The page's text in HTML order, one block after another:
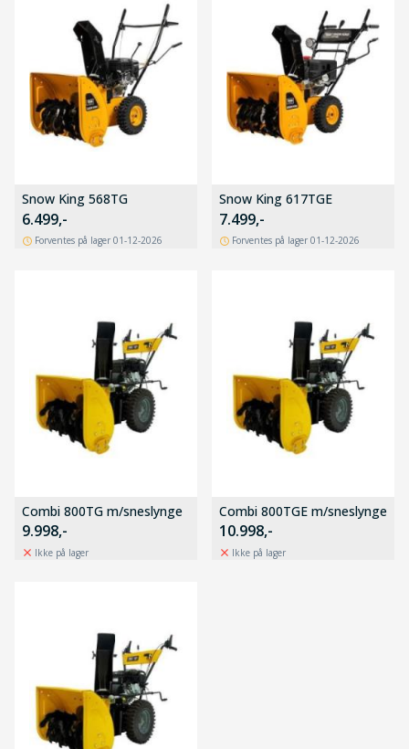
Snow King 568TG
6.499,-
Forventes på lager 01-12-2026
Snow King 617TGE
7.499,-
Forventes på lager 01-12-2026
Combi 800TG m/sneslynge
9.998,-
Ikke på lager
Combi 800TGE m/sneslynge
10.998,-
Ikke på lager